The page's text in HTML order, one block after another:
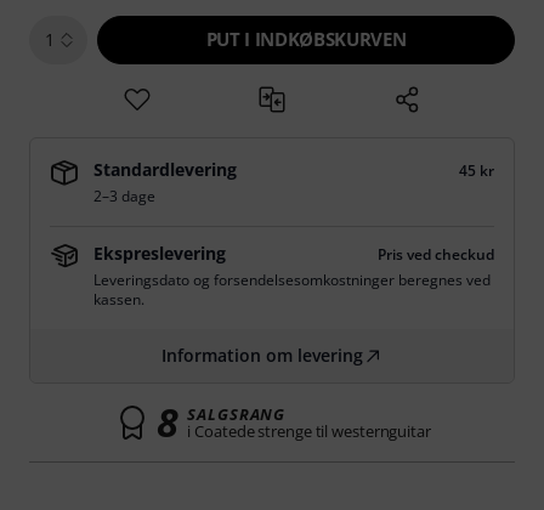
1 PUT I INDKØBSKURVEN
Standardlevering
45 kr
2–3 dage
Ekspreslevering
Pris ved checkud
Leveringsdato og forsendelsesomkostninger beregnes ved
kassen.
Information om levering
8 SALGSRANG
i Coatede strenge til westernguitar